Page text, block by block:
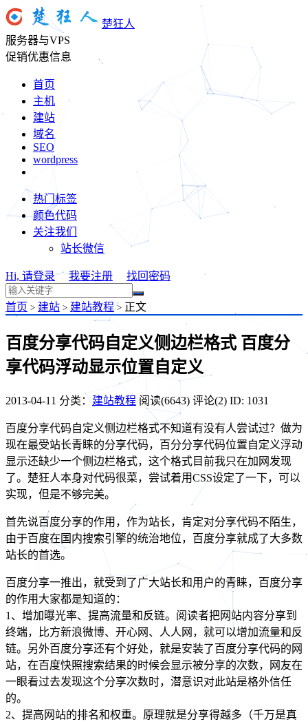
楚狂人
服务器与VPS
促销优惠信息
首页
主机
建站
域名
SEO
wordpress
热门标签
颜色代码
关注我们
站长微信
Hi, 请登录 我要注册 找回密码
首页 > 建站 > 建站教程 > 正文
百度分享代码自定义侧边栏格式 百度分
享代码浮动显示位置自定义
2013-04-11 分类：建站教程 阅读(6643) 评论(2) ID: 1031
百度分享代码自定义侧边栏格式不知道有没有人尝试过？做为
现在最受站长青睐的分享代码，百分分享代码位置自定义浮动
显示还缺少一个侧边栏格式，这个格式目前我只在加网发现
了。楚狂人本身对代码很菜，尝试着用CSS设定了一下，可以
实现，但是不够完美。
首先说百度分享的作用，作为站长，肯定对分享代码不陌生，
由于百度在国内搜索引擎的统治地位，百度分享就成了大多数
站长的首选。
百度分享一推出，就受到了广大站长和用户的青睐，百度分享
的作用大家都是知道的：
1、增加曝光率、提高流量和反链。阅读者把网站内容分享到
终端，比方新浪微博、开心网、人人网，就可以增加流量和反
链。另外百度分享还有个好处，就是安装了百度分享代码的网
站，在百度快照搜索结果的时候会显示被分享的次数，网友在
一眼看过去发现这个分享次数时，潜意识对此站是格外信任
的。
2、提高网站的排名和权重。原理就是分享得越多（千万是真